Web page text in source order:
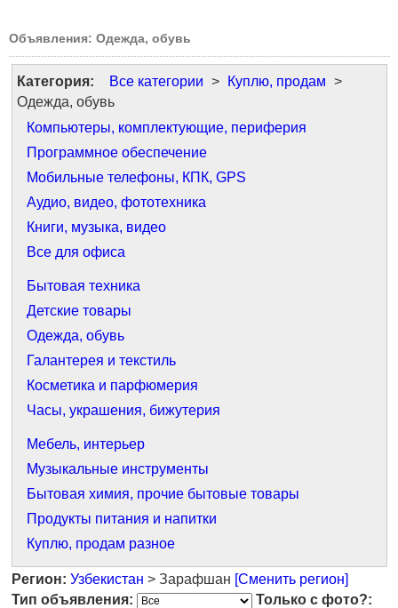
Объявления: Одежда, обувь
Категория: Все категории > Куплю, продам >
Одежда, обувь
Компьютеры, комплектующие, периферия
Программное обеспечение
Мобильные телефоны, КПК, GPS
Аудио, видео, фототехника
Книги, музыка, видео
Все для офиса
Бытовая техника
Детские товары
Одежда, обувь
Галантерея и текстиль
Косметика и парфюмерия
Часы, украшения, бижутерия
Мебель, интерьер
Музыкальные инструменты
Бытовая химия, прочие бытовые товары
Продукты питания и напитки
Куплю, продам разное
Регион: Узбекистан > Зарафшан [Сменить регион]
Тип объявления:
Только с фото?: